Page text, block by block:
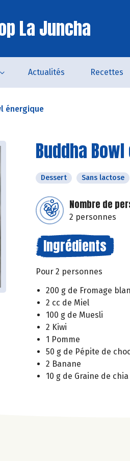
La Juncha
Actualités Recettes
énergique
Buddha
Dessert Sans lactose
Nombre de
2 personnes
Ingrédients
Pour 2 personnes
200 g de Fromage
2 cc de Miel
100 g de Muesli
2 Kiwi
1 Pomme
50 g de Pépite de
2 Banane
10 g de Graine de chia